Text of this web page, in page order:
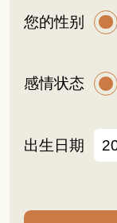
您的性别
感情状态
出生日期